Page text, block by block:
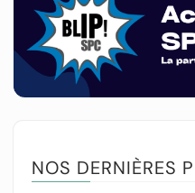
NOS DERNIÈRES